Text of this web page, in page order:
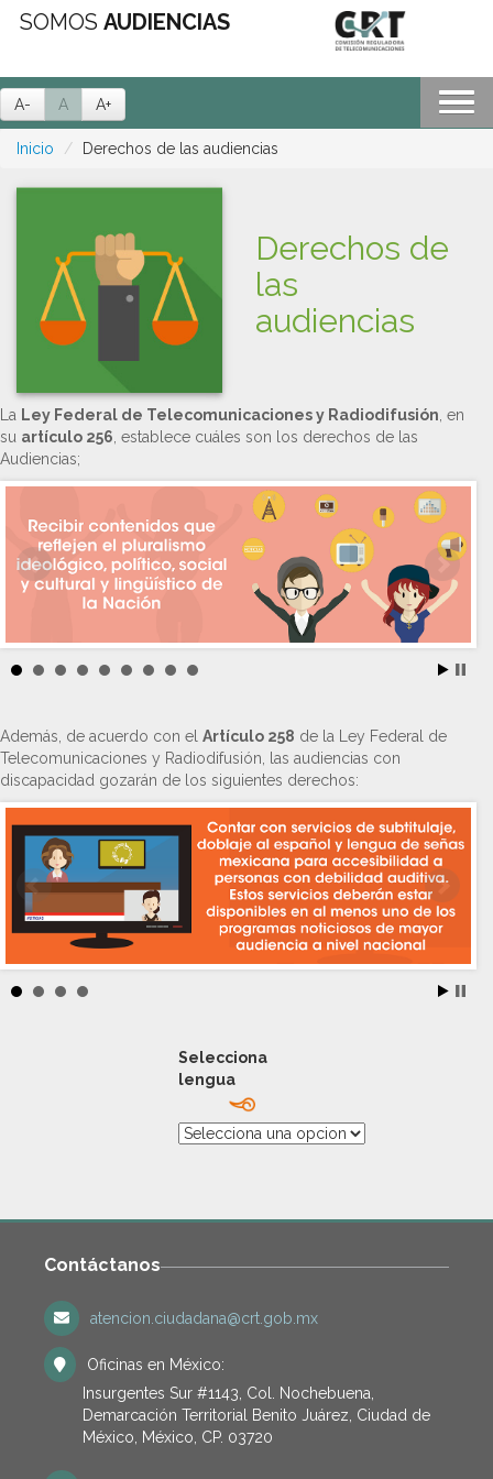
SOMOS AUDIENCIAS
A- A A+
Inicio Derechos de las audiencias
Derechos de
las
audiencias
La Ley Federal de Telecomunicaciones y Radiodifusión , en
su artículo 256 , establece cuáles son los derechos de las
Audiencias;
Además, de acuerdo con el Artículo 258 de la Ley Federal de
Telecomunicaciones y Radiodifusión, las audiencias con
discapacidad gozarán de los siguientes derechos:
Selecciona
lengua
Contáctanos
atencion.ciudadana@crt.gob.mx
Oficinas en México:
Insurgentes Sur #1143, Col. Nochebuena,
Demarcación Territorial Benito Juárez, Ciudad de
México, México, CP. 03720